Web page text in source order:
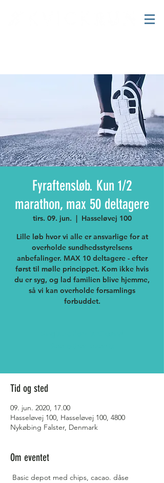
Fyraftensløb. Kun 1/2
marathon, max 50 deltagere
tirs. 09. jun.
  |
Hasseløvej 100
Lille løb hvor vi alle er ansvarlige for at
overholde sundhedsstyrelsens
anbefalinger. MAX 10 deltagere - efter
først til mølle princippet. Kom ikke hvis
du er syg, og lad familien blive hjemme,
så vi kan overholde forsamlings
forbuddet.
Tid og sted
09. jun. 2020, 17.00
Hasseløvej 100, Hasseløvej 100, 4800
Nykøbing Falster, Denmark
Om eventet
Basic depot med chips, cacao. dåse